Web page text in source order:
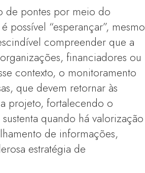
de pontes por meio do
possível “esperançar”, mesmo
compreender que a
financiadores ou
contexto, o monitoramento
que devem retornar às
projeto, fortalecendo o
quando há valorização
de informações,
estratégia de